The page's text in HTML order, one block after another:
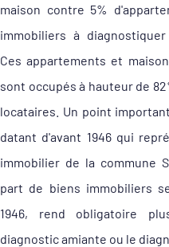
maison contre 5%
immobiliers à diagnostiquer
Ces appartements et
sont occupés à hauteur de
locataires. Un point
datant d'avant 1946 qui
immobilier de la commune
part de biens immobiliers
1946, rend obligatoire
diagnostic amiante ou le